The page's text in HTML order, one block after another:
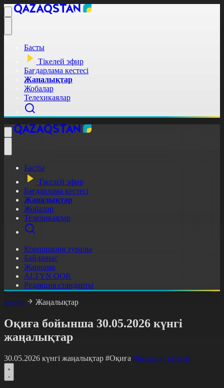
Басты
Тікелей эфир
Бағдарлама кестесі
Жаңалықтар
Жобалар
Телехикаялар
Басты
Тікелей эфир
Бағдарлама кестесі
Жаңалықтар
Жобалар
Телехикаялар
Корпорация туралы
Байланыс
Жарнама
ALTYN QOR
Редакция стандарты
Басты
Жаңалықтар
Оқиға бойынша 30.05.2026 күнгі
жаңалықтар
30.05.2026 күнгі жаңалықтар #Оқиға Фильтрді тазалау